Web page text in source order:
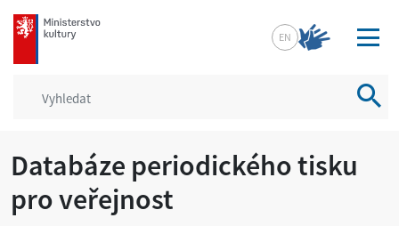
mkcr.cz
EN
Databáze periodického tisku
pro veřejnost